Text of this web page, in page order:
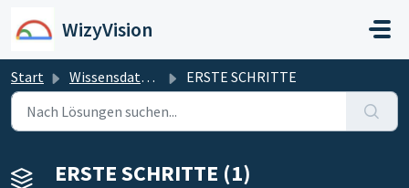
WizyVision
Start Wissensdatenbank ERSTE SCHRITTE
ERSTE SCHRITTE (1)